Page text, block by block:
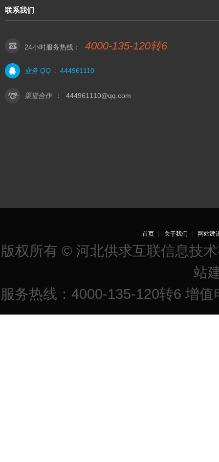
联系我们
24小时服务热线： 4000-135-120转6
业务 QQ : 444961110
渠道合作 ： 444961110@qq.com
首页｜ 关于我们 网站建
版权所有 © 河北供求互联信息技
站
服务热线：4000-135-120转6 增